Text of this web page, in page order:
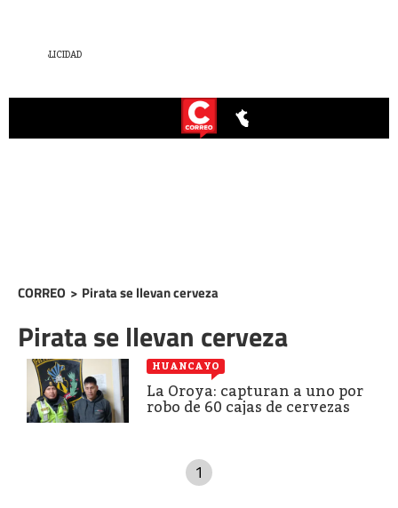
CORREO > Pirata se llevan cerveza
Pirata se llevan cerveza
HUANCAYO
La Oroya: capturan a uno por
robo de 60 cajas de cervezas
1